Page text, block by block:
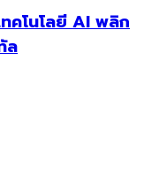
คโนโลยี AI พลิก
ล